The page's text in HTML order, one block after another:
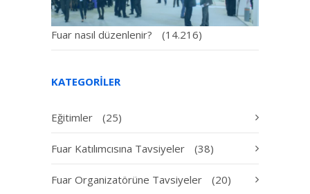
Fuar nasıl düzenlenir? (14.216)
KATEGORILER
Eğitimler (25)
Fuar Katılımcısına Tavsiyeler (38)
Fuar Organizatörüne Tavsiyeler (20)